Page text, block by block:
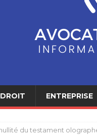
DROIT ENTREPRISE
du testament